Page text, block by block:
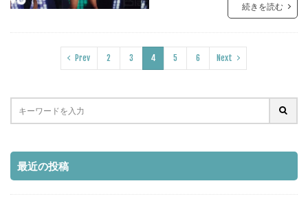
続きを読む
Prev 2 3 4 5 6 Next
最近の投稿